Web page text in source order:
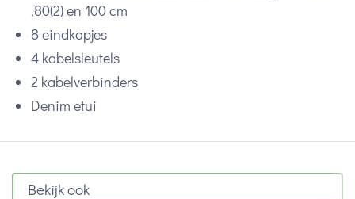
,80(2) en 100 cm
8 eindkapjes
4 kabelsleutels
2 kabelverbinders
Denim etui
Bekijk ook